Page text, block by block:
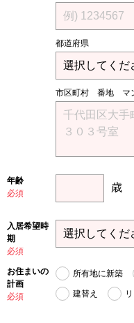
都道府県
市区町村 番地 マ
年齢
必須
歳
入居希望時
期
必須
お住まいの
計画
必須
所有地に新築
建替え